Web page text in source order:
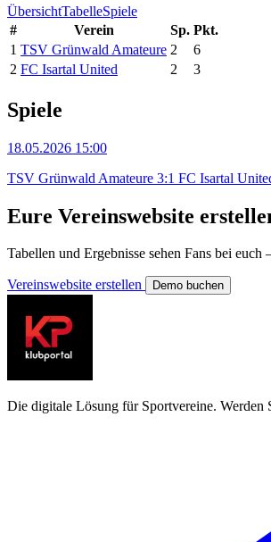
ÜbersichtTabelleSpiele
#
Verein Sp. Pkt.
1 TSV Grünwald Amateure 2
6
2 FC Isartal United 2 3
Spiele
18.05.2026 15:00
TSV Grünwald Amateure 3:1 FC Isartal
Eure Vereinswebsite
Tabellen und Ergebnisse sehen Fans bei
Vereinswebsite erstellen Demo buchen
Die digitale Lösung für Sportvereine. Werden